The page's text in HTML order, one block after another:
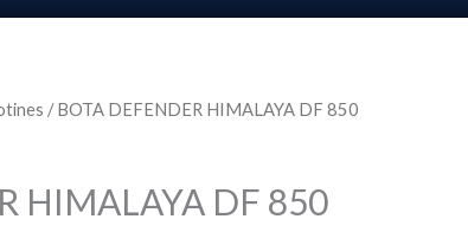
/ BOTA DEFENDER HIMALAYA DF 850
HIMALAYA DF 850